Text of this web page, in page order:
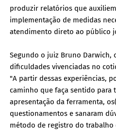
produzir relatórios que
implementação de medidas
atendimento direto ao público
Segundo o juiz Bruno Darwich,
dificuldades vivenciadas no
"A partir dessas experiências,
caminho que faça sentido para
apresentação da ferramenta,
questionamentos e sanaram
método de registro do trabalho